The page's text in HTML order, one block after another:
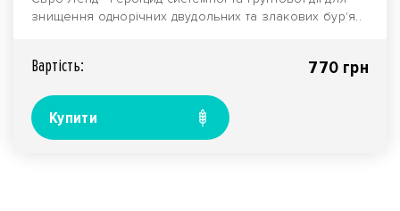
знищення однорічних двудольних та злакових бур'я..
Вартiсть: 770 грн
Купити